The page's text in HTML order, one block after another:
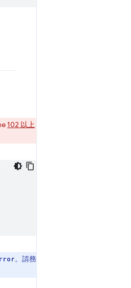
102 以上
。請務